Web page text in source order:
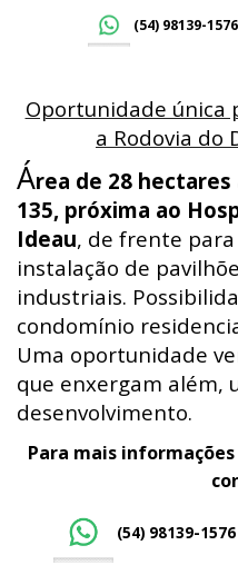
(54) 98139-
Oportunidade única
a Rodovia do
Área de 28 hectares
135, próxima ao
Ideau, de frente
instalação de
industriais.
condomínio
Uma oportunidade
que enxergam além,
desenvolvimento.
Para mais
(54) 98139-